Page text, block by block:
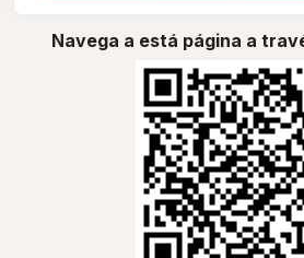
Navega a está página a